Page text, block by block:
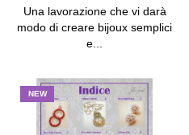
Una lavorazione che vi darà
modo di creare bijoux semplici
e...
NEW